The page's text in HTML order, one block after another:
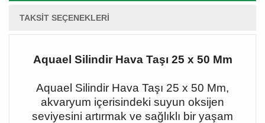
TAKSIT SEÇENEKLERI
Aquael Silindir Hava Taşı 25 x 50 Mm
Aquael Silindir Hava Taşı 25 x 50 Mm,
akvaryum içerisindeki suyun oksijen
seviyesini artırmak ve sağlıklı bir yaşam